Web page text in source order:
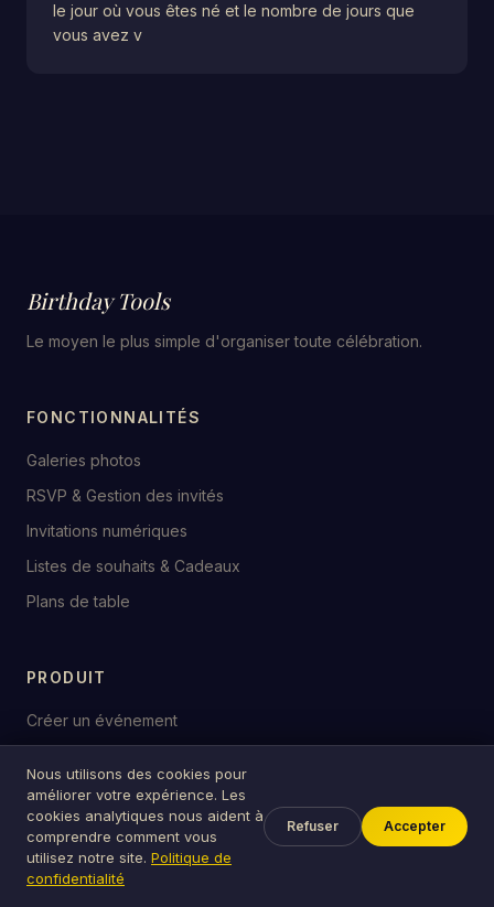
le jour où vous êtes né et le nombre de jours que
vous avez v
Birthday Tools
Le moyen le plus simple d'organiser toute célébration.
FONCTIONNALITÉS
Galeries photos
RSVP & Gestion des invités
Invitations numériques
Listes de souhaits & Cadeaux
Plans de table
PRODUIT
Créer un événement
Guides
Outils gratuits
Événements publics
Nous utilisons des cookies pour
améliorer votre expérience. Les
cookies analytiques nous aident à
comprendre comment vous
utilisez notre site. Politique de
confidentialité
Refuser Accepter